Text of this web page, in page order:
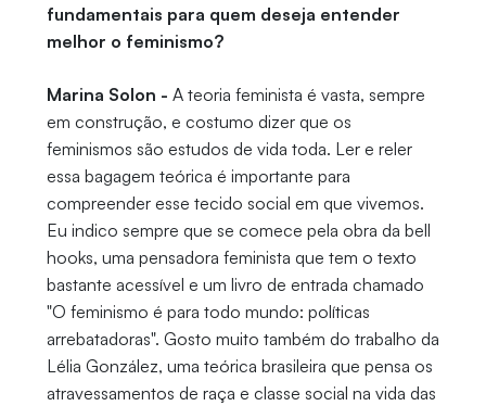
fundamentais para quem deseja entender
melhor o feminismo?
Marina Solon - A teoria feminista é vasta, sempre
em construção, e costumo dizer que os
feminismos são estudos de vida toda. Ler e reler
essa bagagem teórica é importante para
compreender esse tecido social em que vivemos.
Eu indico sempre que se comece pela obra da bell
hooks, uma pensadora feminista que tem o texto
bastante acessível e um livro de entrada chamado
"O feminismo é para todo mundo: políticas
arrebatadoras". Gosto muito também do trabalho da
Lélia González, uma teórica brasileira que pensa os
atravessamentos de raça e classe social na vida das